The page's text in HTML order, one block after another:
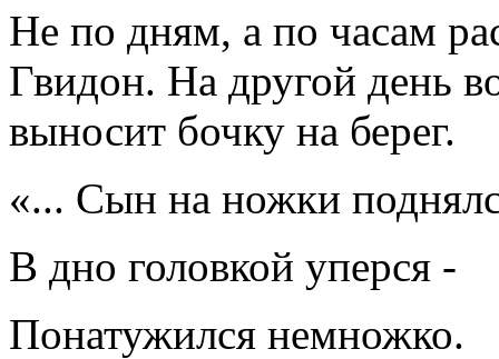
Не по дням, а по часам
Гвидон. На другой день
выносит бочку на берег.
«... Сын на ножки
В дно головкой уперся -
Понатужился немножко.